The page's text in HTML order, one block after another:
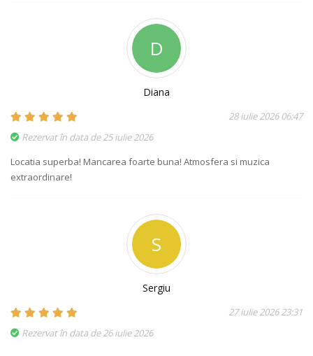
D
Diana
28 iulie 2026 06:47
Rezervat în data de 25 iulie 2026
Locatia superba! Mancarea foarte buna! Atmosfera si muzica
extraordinare!
S
Sergiu
27 iulie 2026 23:31
Rezervat în data de 26 iulie 2026